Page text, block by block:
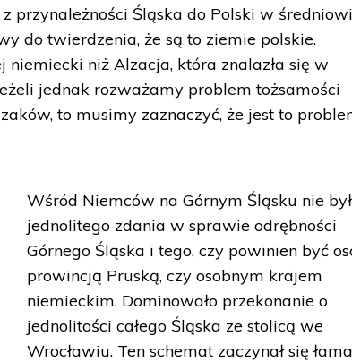
przynależności Śląska do Polski w
do twierdzenia, że są to ziemie polskie.
niż Alzacja, która znalazła się w
jednak rozważamy problem tożsamości
to musimy zaznaczyć, że jest to
Wśród Niemców na Górnym Śląsku nie
jednolitego zdania w sprawie odrębności
Górnego Śląska i tego, czy powinien być
prowincją Pruską, czy osobnym krajem
niemieckim. Dominowało przekonanie o
jednolitości całego Śląska ze stolicą we
Wrocławiu. Ten schemat zaczynał się